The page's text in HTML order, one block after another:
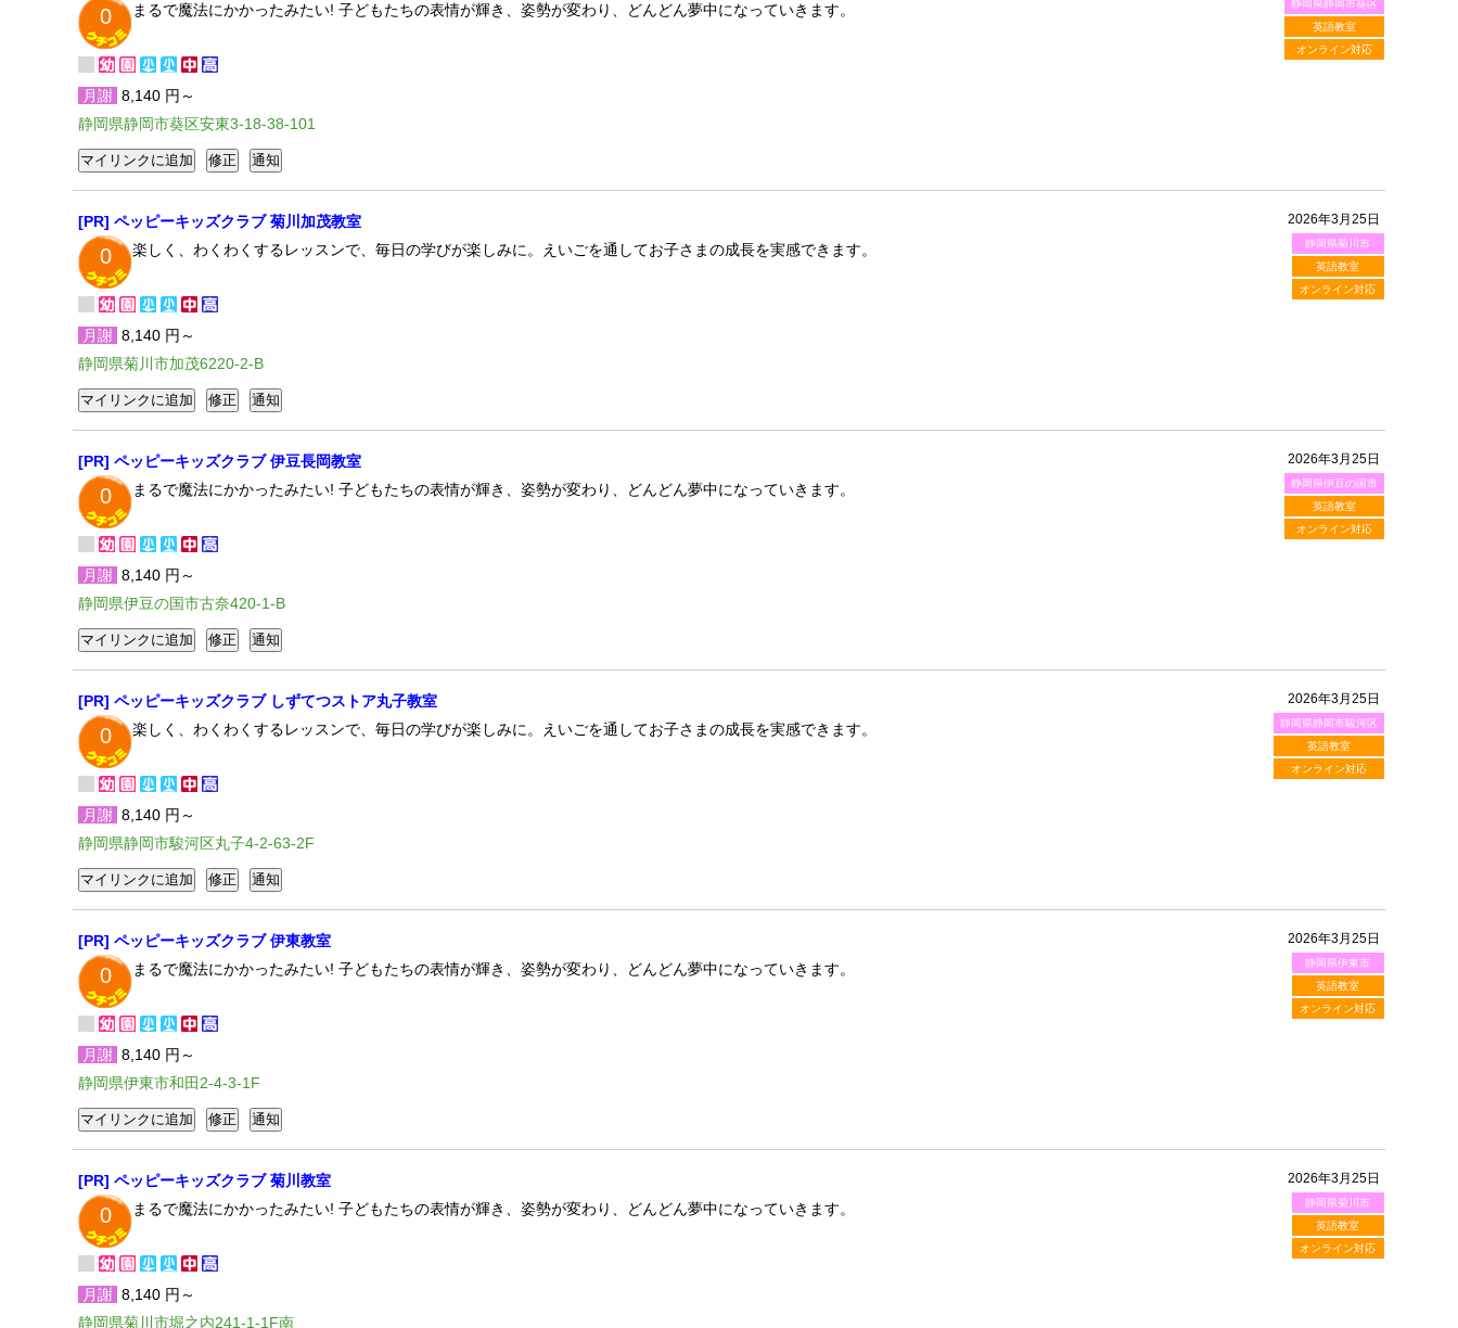
静岡県静岡市葵区
英語教室
オンライン対応
0 まるで魔法にかかったみたい! 子どもたちの表情が輝き、姿勢が変わり、どんどん夢中になっていきます。
月謝 8,140 円～
静岡県静岡市葵区安東3-18-38-101
2026年3月25日
静岡県菊川市
英語教室
オンライン対応
[PR] ペッピーキッズクラブ 菊川加茂教室
0 楽しく、わくわくするレッスンで、毎日の学びが楽しみに。えいごを通してお子さまの成長を実感できます。
月謝 8,140 円～
静岡県菊川市加茂6220-2-B
2026年3月25日
静岡県伊豆の国市
英語教室
オンライン対応
[PR] ペッピーキッズクラブ 伊豆長岡教室
0 まるで魔法にかかったみたい! 子どもたちの表情が輝き、姿勢が変わり、どんどん夢中になっていきます。
月謝 8,140 円～
静岡県伊豆の国市古奈420-1-B
2026年3月25日
静岡県静岡市駿河区
英語教室
オンライン対応
[PR] ペッピーキッズクラブ しずてつストア丸子教室
0 楽しく、わくわくするレッスンで、毎日の学びが楽しみに。えいごを通してお子さまの成長を実感できます。
月謝 8,140 円～
静岡県静岡市駿河区丸子4-2-63-2F
2026年3月25日
静岡県伊東市
英語教室
オンライン対応
[PR] ペッピーキッズクラブ 伊東教室
0 まるで魔法にかかったみたい! 子どもたちの表情が輝き、姿勢が変わり、どんどん夢中になっていきます。
月謝 8,140 円～
静岡県伊東市和田2-4-3-1F
2026年3月25日
静岡県菊川市
英語教室
オンライン対応
[PR] ペッピーキッズクラブ 菊川教室
0 まるで魔法にかかったみたい! 子どもたちの表情が輝き、姿勢が変わり、どんどん夢中になっていきます。
月謝 8,140 円～
静岡県菊川市堀之内241-1-1F南